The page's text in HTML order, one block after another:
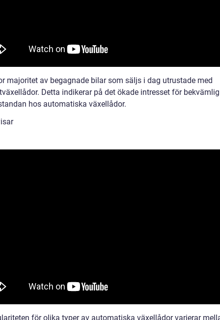
majoritet av begagnade bilar som säljs i dag utrustade med
Detta indikerar på det ökade intresset för
hos automatiska växellådor.
för olika typer av automatiska växellådor varierar